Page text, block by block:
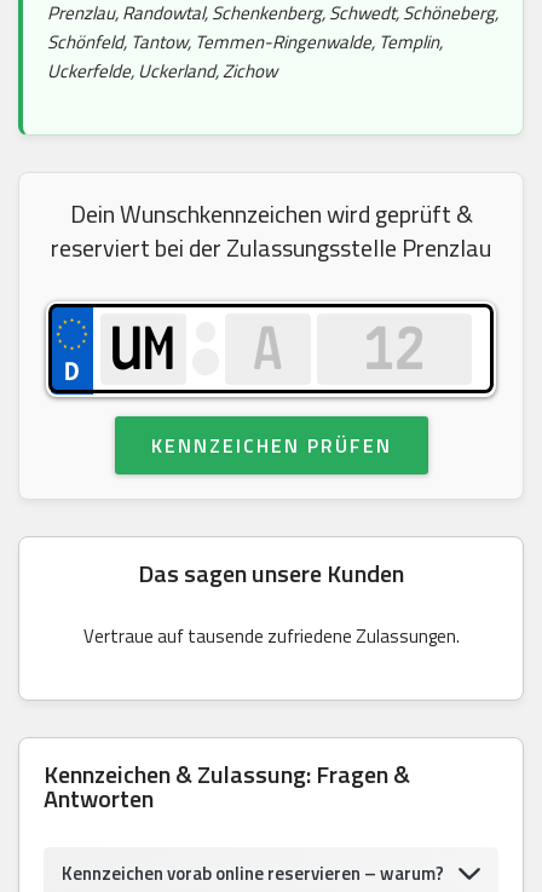
Prenzlau, Randowtal, Schenkenberg, Schwedt, Schöneberg,
Schönfeld, Tantow, Temmen-Ringenwalde, Templin,
Uckerfelde, Uckerland, Zichow
Dein Wunschkennzeichen wird geprüft &
reserviert bei der Zulassungsstelle Prenzlau
KENNZEICHEN PRÜFEN
Das sagen unsere Kunden
Vertraue auf tausende zufriedene Zulassungen.
Kennzeichen & Zulassung: Fragen &
Antworten
Kennzeichen vorab online reservieren – warum?